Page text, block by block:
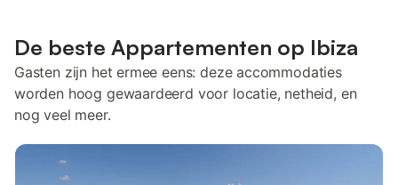
De beste Appartementen op Ibiza
Gasten zijn het ermee eens: deze accommodaties
worden hoog gewaardeerd voor locatie, netheid, en
nog veel meer.